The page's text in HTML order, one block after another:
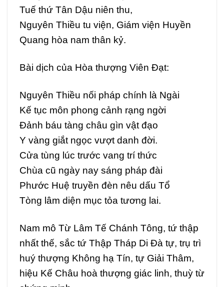
Tuế thứ Tân Dậu niên thu,
Nguyên Thiều tu viện, Giám viện Huyền
Quang hòa nam thân kỷ.
Bài dịch của Hòa thượng Viên Đạt:
Nguyên Thiều nối pháp chính là Ngài
Kế tục môn phong cảnh rạng ngời
Đảnh báu tàng châu gìn vật đạo
Y vàng giắt ngọc vượt danh đời.
Cửa tùng lúc trước vang trí thức
Chùa cũ ngày nay sáng pháp đài
Phước Huệ truyền đèn nêu dấu Tổ
Tòng lâm diện mục tỏa tương lai.
Nam mô Từ Lâm Tế Chánh Tông, tứ thập
nhất thế, sắc tứ Thập Tháp Di Đà tự, trụ trì
huý thượng Không hạ Tín, tự Giải Thâm,
hiệu Kế Châu hoà thượng giác linh, thuỳ từ